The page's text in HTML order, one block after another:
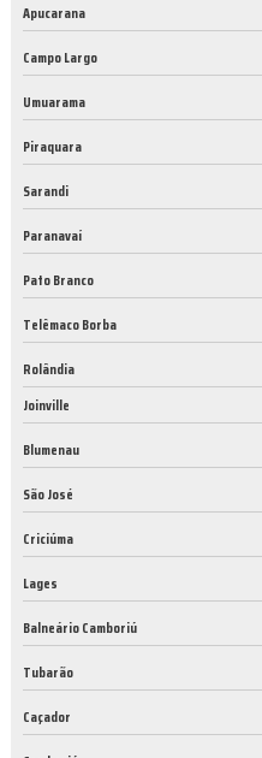
Apucarana
Campo Largo
Umuarama
Piraquara
Sarandi
Paranavaí
Pato Branco
Telêmaco Borba
Rolândia
Joinville
Blumenau
São José
Criciúma
Lages
Balneário Camboriú
Tubarão
Caçador